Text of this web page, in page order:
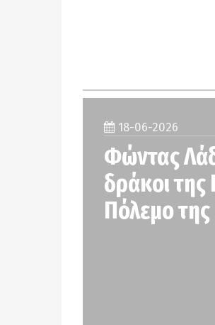
18-06-2026
Φώντας
δράκοι της
Πόλεμο